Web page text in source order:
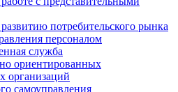
потребительского рынка
персоналом
служба
ориентированных
организаций
самоуправления